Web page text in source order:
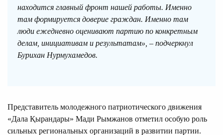
находится главный фронт нашей работы. Именно
там формируется доверие граждан. Именно там
люди ежедневно оценивают партию по конкретным
делам, инициативам и результатам», – подчеркнул
Бурихан Нурмухамедов.
Представитель молодежного патриотического движения
«Дала Қырандары» Мади Рымжанов отметил особую роль
сильных региональных организаций в развитии партии.